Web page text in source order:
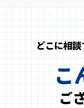
どこに相
こ
ご